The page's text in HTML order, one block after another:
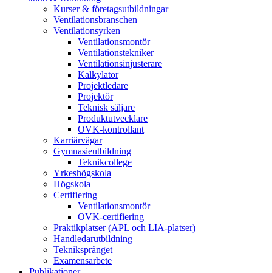
Kurser & företagsutbildningar
Ventilationsbranschen
Ventilationsyrken
Ventilationsmontör
Ventilationstekniker
Ventilationsinjusterare
Kalkylator
Projektledare
Projektör
Teknisk säljare
Produktutvecklare
OVK-kontrollant
Karriärvägar
Gymnasieutbildning
Teknikcollege
Yrkeshögskola
Högskola
Certifiering
Ventilationsmontör
OVK-certifiering
Praktikplatser (APL och LIA-platser)
Handledarutbildning
Tekniksprånget
Examensarbete